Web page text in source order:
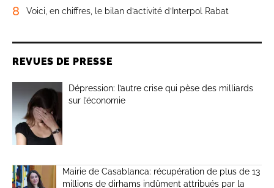
8 Voici, en chiffres, le bilan d’activité d’Interpol Rabat
REVUES DE PRESSE
Dépression: l’autre crise qui pèse des milliards
sur l’économie
Mairie de Casablanca: récupération de plus de 13
millions de dirhams indûment attribués par la